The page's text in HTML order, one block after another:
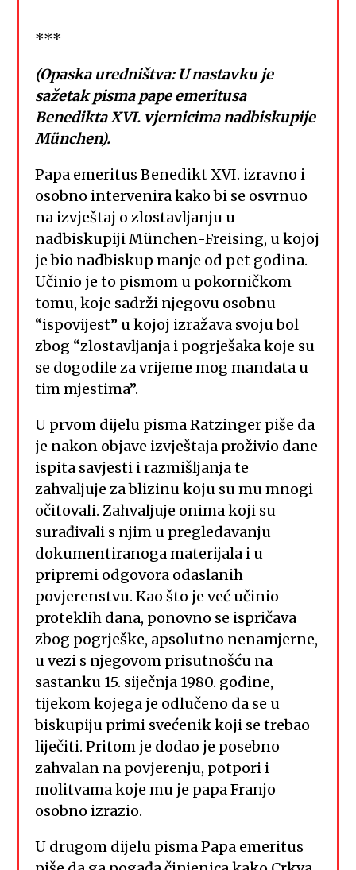
***
(Opaska uredništva: U nastavku je
sažetak pisma pape emeritusa
Benedikta XVI. vjernicima nadbiskupije
München).
Papa emeritus Benedikt XVI. izravno i
osobno intervenira kako bi se osvrnuo
na izvještaj o zlostavljanju u
nadbiskupiji München-Freising, u kojoj
je bio nadbiskup manje od pet godina.
Učinio je to pismom u pokorničkom
tomu, koje sadrži njegovu osobnu
“ispovijest” u kojoj izražava svoju bol
zbog “zlostavljanja i pogrješaka koje su
se dogodile za vrijeme mog mandata u
tim mjestima”.
U prvom dijelu pisma Ratzinger piše da
je nakon objave izvještaja proživio dane
ispita savjesti i razmišljanja te
zahvaljuje za blizinu koju su mu mnogi
očitovali. Zahvaljuje onima koji su
surađivali s njim u pregledavanju
dokumentiranoga materijala i u
pripremi odgovora odaslanih
povjerenstvu. Kao što je već učinio
proteklih dana, ponovno se ispričava
zbog pogrješke, apsolutno nenamjerne,
u vezi s njegovom prisutnošću na
sastanku 15. siječnja 1980. godine,
tijekom kojega je odlučeno da se u
biskupiju primi svećenik koji se trebao
liječiti. Pritom je dodao je posebno
zahvalan na povjerenju, potpori i
molitvama koje mu je papa Franjo
osobno izrazio.
U drugom dijelu pisma Papa emeritus